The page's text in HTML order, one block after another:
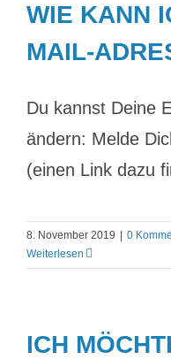
WIE KANN
MAIL-
Du kannst Deine
ändern: Melde
(einen Link dazu
8. November 2019
0
Weiterlesen
ICH